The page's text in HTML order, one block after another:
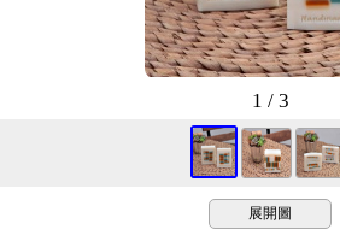
1 / 3
展開圖